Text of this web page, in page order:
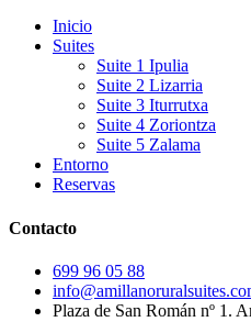
Inicio
Suites
Suite 1 Ipulia
Suite 2 Lizarria
Suite 3 Iturrutxa
Suite 4 Zoriontza
Suite 5 Zalama
Entorno
Reservas
Contacto
699 96 05 88
Plaza de San Román nº 1.